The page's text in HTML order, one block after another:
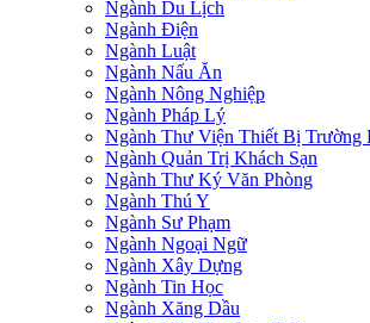
Ngành Du Lịch
Ngành Điện
Ngành Luật
Ngành Nấu Ăn
Ngành Nông Nghiệp
Ngành Pháp Lý
Ngành Thư Viện Thiết Bị Trường
Ngành Quản Trị Khách Sạn
Ngành Thư Ký Văn Phòng
Ngành Thú Y
Ngành Sư Phạm
Ngành Ngoại Ngữ
Ngành Xây Dựng
Ngành Tin Học
Ngành Xăng Dầu